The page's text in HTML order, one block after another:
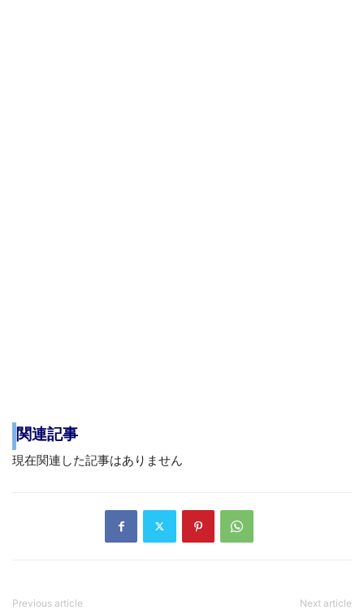
関連記事
現在関連した記事はありません
Previous article Next article